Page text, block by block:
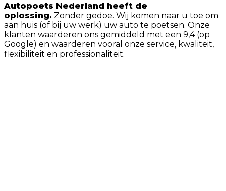
Autopoets Nederland heeft de
oplossing. Zonder gedoe. Wij komen naar u toe om
aan huis (of bij uw werk) uw auto te poetsen. Onze
klanten waarderen ons gemiddeld met een 9,4 (op
Google) en waarderen vooral onze service, kwaliteit,
flexibiliteit en professionaliteit.